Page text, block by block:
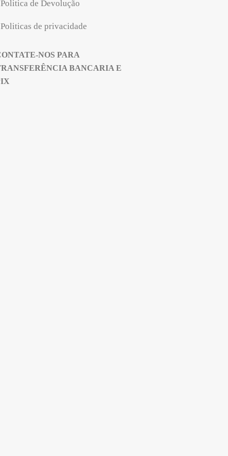
Politica de Devolução
Politicas de privacidade
NOS PARA
BANCARIA E